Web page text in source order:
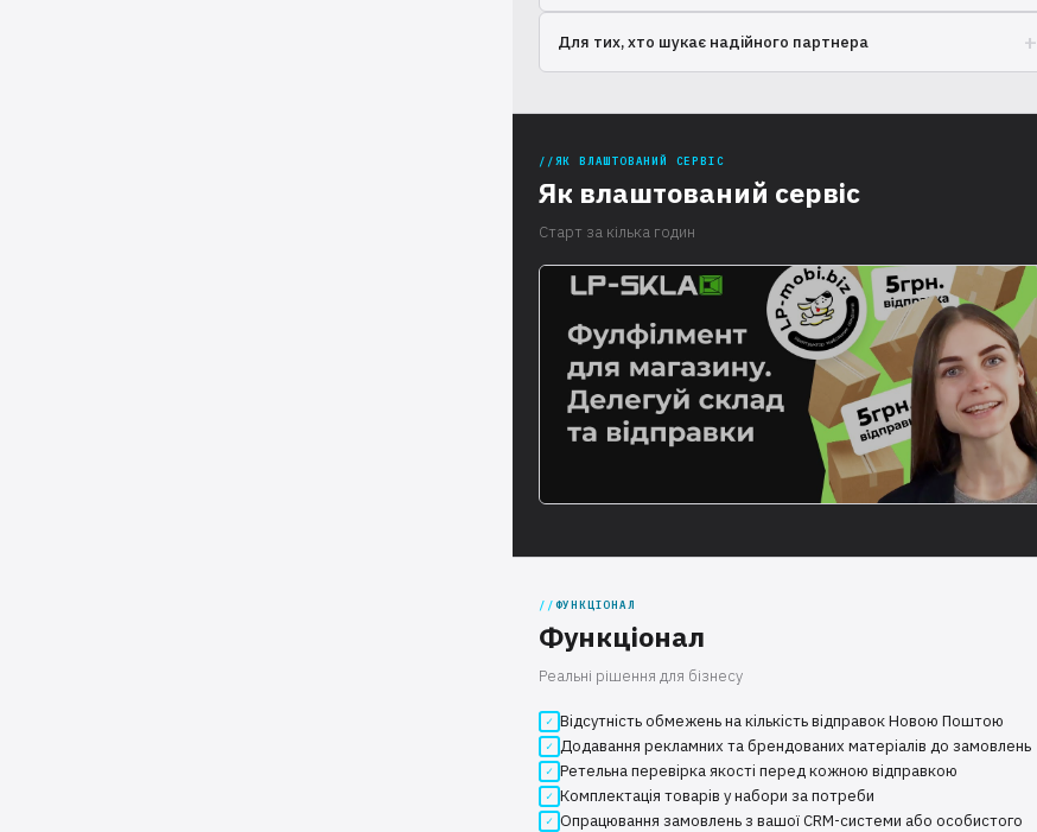
маркетингу.
надійну доставку вашої продукції до покупців.
Для тих, хто шукає надійного партнера +
сервіс та індивідуальний підхід до кожного клієнта.
ЯК ВЛАШТОВАНИЙ СЕРВІС
Як влаштований сервіс
Старт за кілька годин
ФУНКЦІОНАЛ
Функціонал
Реальні рішення для бізнесу
Відсутність обмежень на кількість відправок Новою Поштою
Додавання рекламних та брендованих матеріалів до замовлень
Ретельна перевірка якості перед кожною відправкою
Комплектація товарів у набори за потреби
Опрацювання замовлень з вашої CRM-системи або особистого